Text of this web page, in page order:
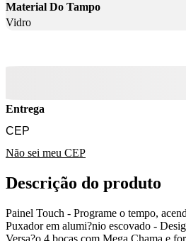
Material Do Tampo
Vidro
Entrega
Não sei meu CEP
Descrição do produto
Painel Touch - Programe o tempo,
Puxador em alumi?nio escovado -